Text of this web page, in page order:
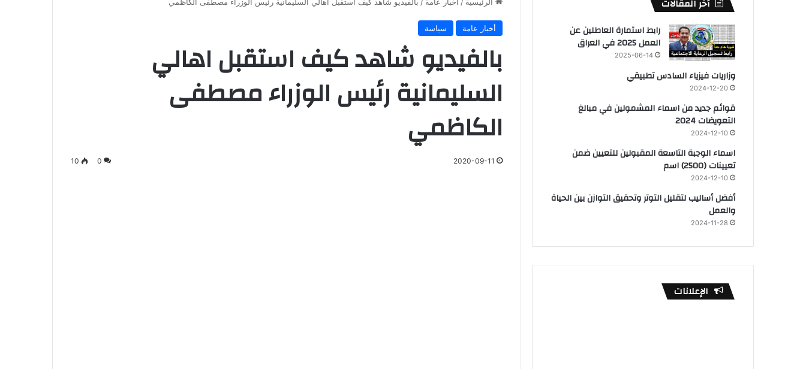
أخبار عامة سياسة
بالفيديو شاهد كيف استقبل اهالي
السليمانية رئيس الوزراء مصطفى
الكاظمي
2020-09-11
0
10
أخر المقالات
رابط استمارة العاطلين عن
العمل 2025 في العراق
2025-06-14
وزاريات فيزياء السادس تطبيقي
2024-12-20
قوائم جديد من اسماء المشمولين في مبالغ
التعويضات 2024
2024-12-10
اسماء الوجبة التاسعة المقبولين للتعيين ضمن
تعيينات (2500) اسم
2024-12-10
أفضل أساليب لتقليل التوتر وتحقيق التوازن بين الحياة
والعمل
2024-11-28
الإعلانات